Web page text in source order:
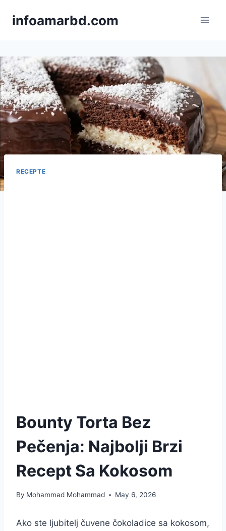
infoamarbd.com
RECEPTE
Bounty Torta Bez
Pečenja: Najbolji Brzi
Recept Sa Kokosom
By Mohammad Mohammad May 6, 2026
Ako ste ljubitelj čuvene čokoladice sa kokosom,